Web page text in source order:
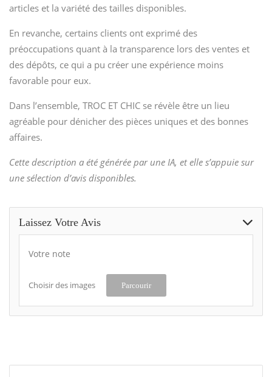
articles et la variété des tailles disponibles.
En revanche, certains clients ont exprimé des
préoccupations quant à la transparence lors des ventes et
des dépôts, ce qui a pu créer une expérience moins
favorable pour eux.
Dans l’ensemble, TROC ET CHIC se révèle être un lieu
agréable pour dénicher des pièces uniques et des bonnes
affaires.
Cette description a été générée par une IA, et elle s’appuie sur
une sélection d’avis disponibles.
Laissez Votre Avis
Votre note
Choisir des images Parcourir